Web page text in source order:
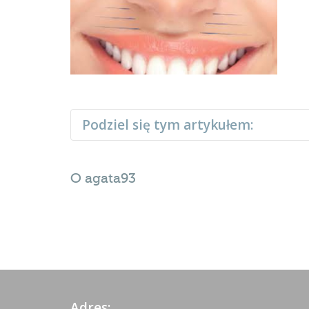
Podziel się tym artykułem:
O agata93